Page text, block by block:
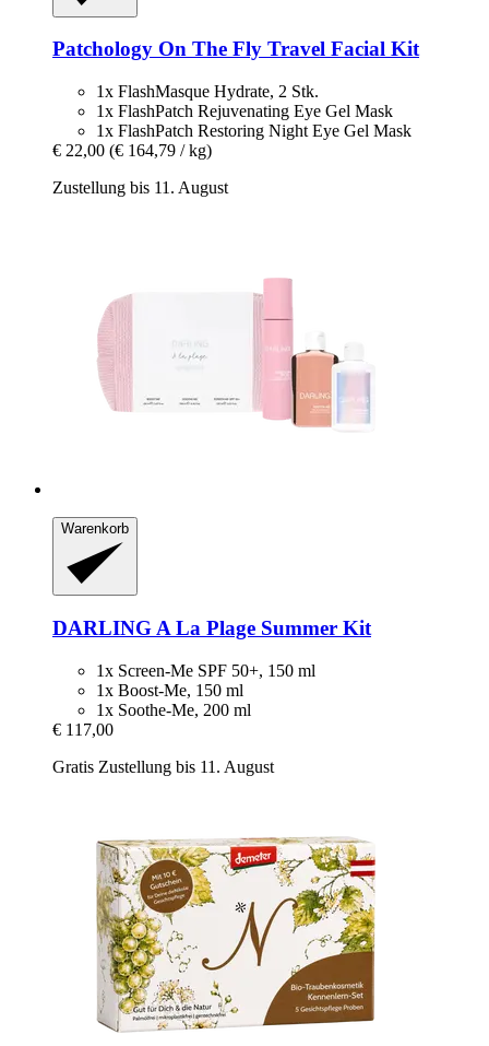
Patchology On The Fly Travel Facial Kit
1x FlashMasque Hydrate, 2 Stk.
1x FlashPatch Rejuvenating Eye Gel Mask
1x FlashPatch Restoring Night Eye Gel Mask
€ 22,00 (€ 164,79 / kg)
Zustellung bis 11. August
Warenkorb
DARLING A La Plage Summer Kit
1x Screen-Me SPF 50+, 150 ml
1x Boost-Me, 150 ml
1x Soothe-Me, 200 ml
€ 117,00
Gratis Zustellung bis 11. August